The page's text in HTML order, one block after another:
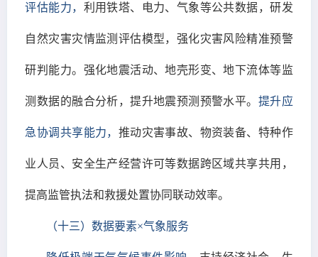
评估能力， 利用铁塔、电力、气象等公共数据，研发
自然灾害灾情监测评估模型，强化灾害风险精准预警
研判能力。强化地震活动、地壳形变、地下流体等监
测数据的融合分析，提升地震预测预警水平。 提升应
急协调共享能力， 推动灾害事故、物资装备、特种作
业人员、安全生产经营许可等数据跨区域共享共用，
提高监管执法和救援处置协同联动效率。
（十三）数据要素×气象服务